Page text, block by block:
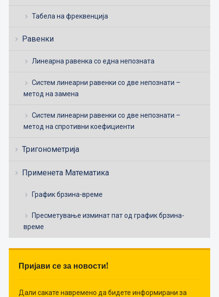
Табела на фреквенција
Равенки
Линеарна равенка со една непозната
Систем линеарни равенки со две непознати –
метод на замена
Систем линеарни равенки со две непознати –
метод на спротивни коефициенти
Тригонометрија
Применета Математика
График брзина-време
Пресметување изминат пат од график брзина-
време
Пријави се за новости!
Дали сакате навремено да бидете информирани за